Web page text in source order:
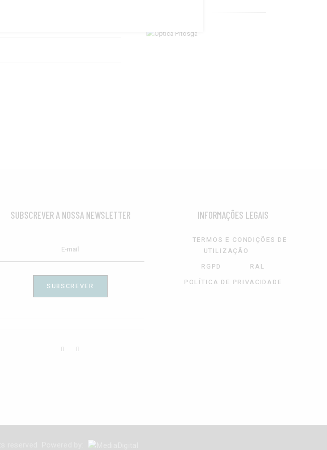
SUBSCREVER A NOSSA NEWSLETTER
SUBSCREVER
INFORMAÇÕES LEGAIS
TERMOS E CONDIÇÕES DE
UTILIZAÇÃO
RGPD
RAL
POLÍTICA DE PRIVACIDADE